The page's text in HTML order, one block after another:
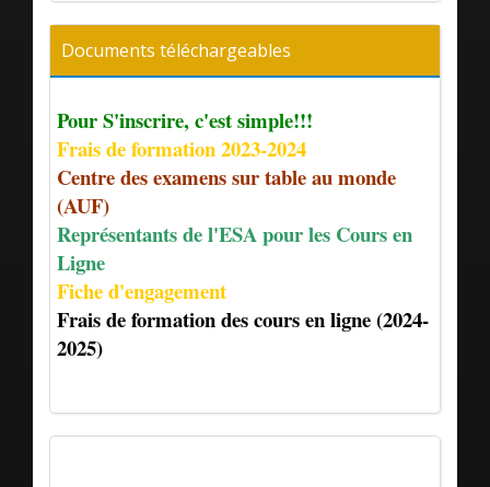
Documents téléchargeables
Pour S'inscrire, c'est simple!!!
Frais de formation 2023-2024
Centre des examens sur table au monde
(AUF)
Représentants de l'ESA pour les Cours en
Ligne
Fiche d'engagement
Frais de formation des cours en ligne (2024-
2025)